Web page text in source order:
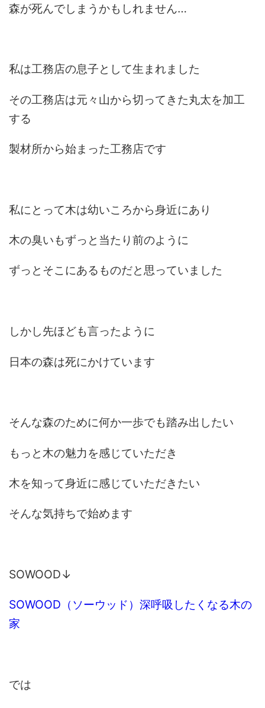
森が死んでしまうかもしれません…
私は工務店の息子として生まれました
その工務店は元々山から切ってきた丸太を加工
する
製材所から始まった工務店です
私にとって木は幼いころから身近にあり
木の臭いもずっと当たり前のように
ずっとそこにあるものだと思っていました
しかし先ほども言ったように
日本の森は死にかけています
そんな森のために何か一歩でも踏み出したい
もっと木の魅力を感じていただき
木を知って身近に感じていただきたい
そんな気持ちで始めます
SOWOOD↓
SOWOOD（ソーウッド）深呼吸したくなる木の
家
では